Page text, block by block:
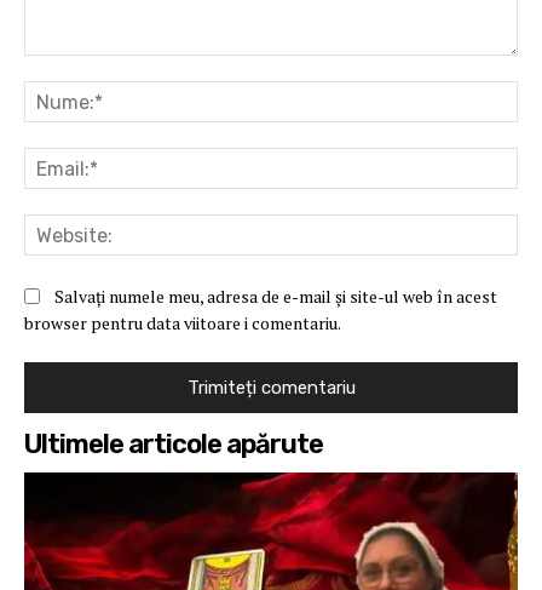
Salvați numele meu, adresa de e-mail și site-ul web în acest
browser pentru data viitoare i comentariu.
Ultimele articole apărute